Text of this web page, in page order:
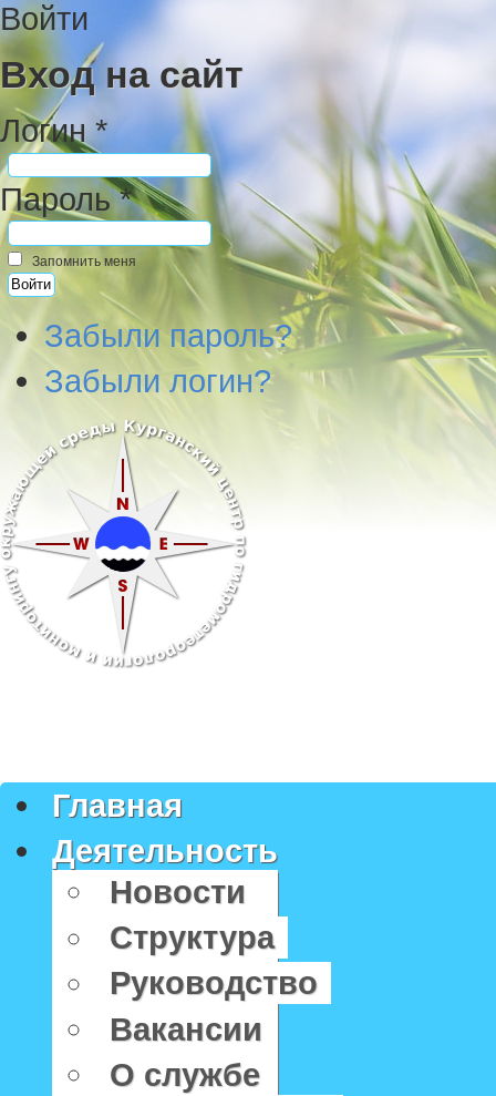
Войти
Вход на сайт
Логин *
Пароль *
Запомнить меня
Забыли пароль?
Забыли логин?
Главная
Деятельность
Новости
Структура
Руководство
Вакансии
О службе